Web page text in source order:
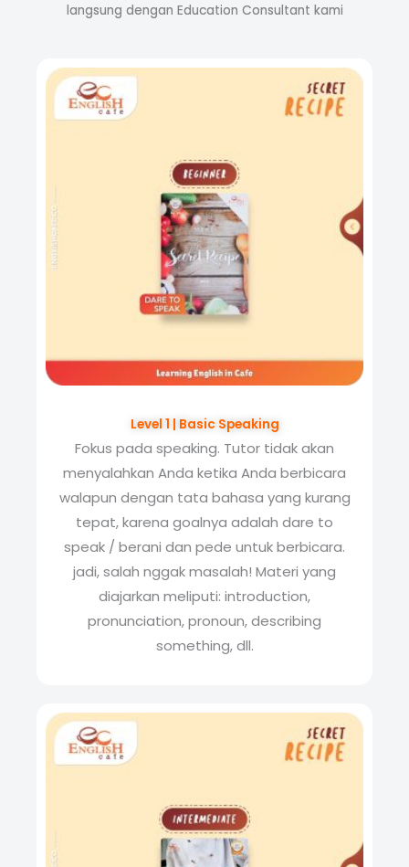
langsung dengan Education Consultant kami
Level 1 | Basic Speaking
Fokus pada speaking. Tutor tidak akan
menyalahkan Anda ketika Anda berbicara
walapun dengan tata bahasa yang kurang
tepat, karena goalnya adalah dare to
speak / berani dan pede untuk berbicara.
jadi, salah nggak masalah! Materi yang
diajarkan meliputi: introduction,
pronunciation, pronoun, describing
something, dll.